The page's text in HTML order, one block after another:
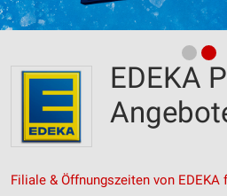
EDEKA
Filiale & Öffnungszeiten von EDEKA